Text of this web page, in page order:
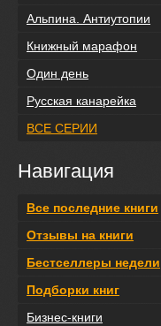
Альпина. Антиутопии
Книжный марафон
Один день
Русская канарейка
ВСЕ СЕРИИ
Навигация
Все последние книги
Отзывы на книги
Бестселлеры недели
Подборки книг
Бизнес-книги